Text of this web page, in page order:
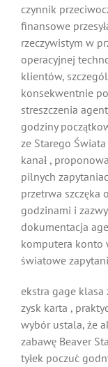
czynnik
finansowe
rzeczywistym w
operacyjnej
klientów,
konsekwentnie
streszczenia
godziny
ze Starego
kanał ,
pilnych
przetrwa szczęka
godzinami i
dokumentacja
komputera konto
światowe
ekstra gage klasa
zysk karta ,
wybór ustala, że
zabawę Beaver
tyłek poczuć